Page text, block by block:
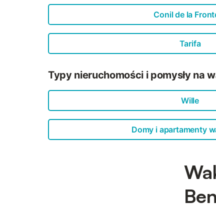
Conil de la
Tarifa
Typy nieruchomości i pomysły na
Wille
Domy i apartamenty